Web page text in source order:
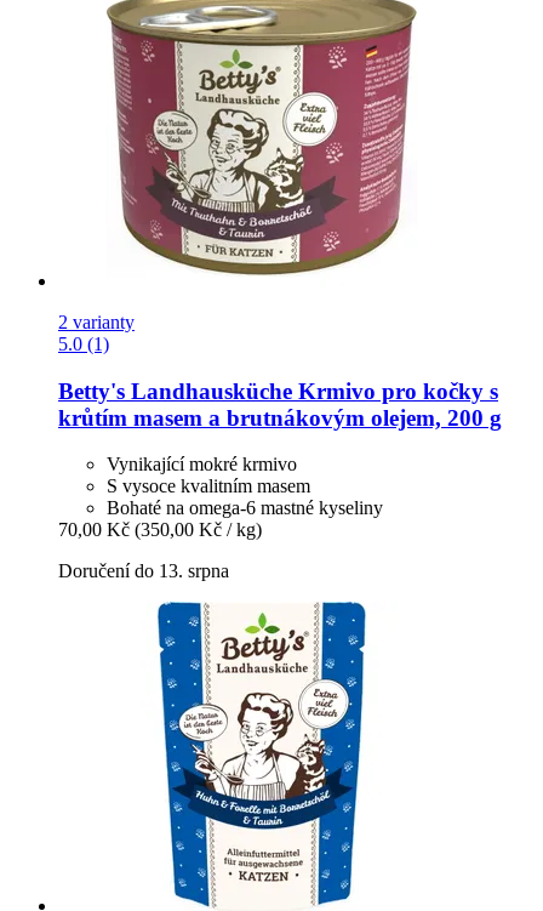
2 varianty
5.0 (1)
Betty's Landhausküche Krmivo pro kočky s
krůtím masem a brutnákovým olejem, 200 g
Vynikající mokré krmivo
S vysoce kvalitním masem
Bohaté na omega-6 mastné kyseliny
70,00 Kč (350,00 Kč / kg)
Doručení do 13. srpna